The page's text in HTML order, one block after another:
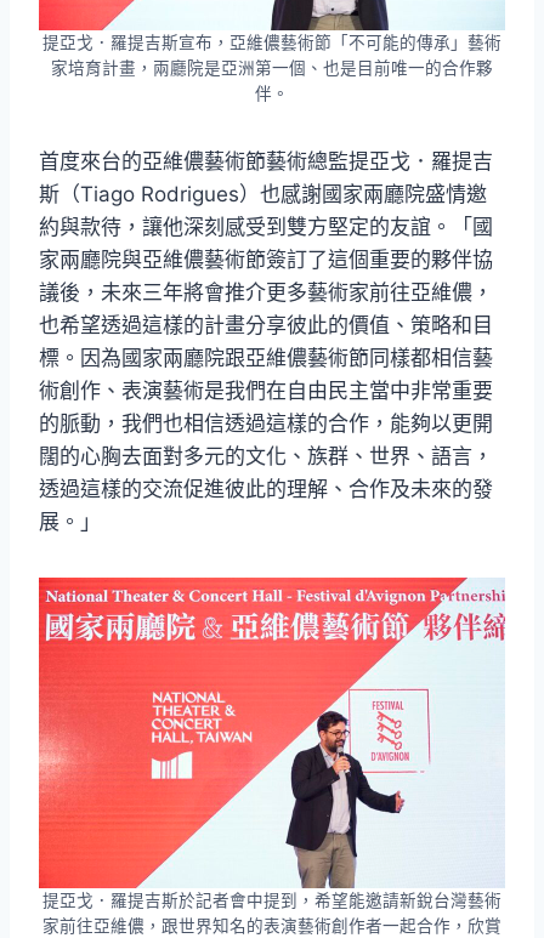
提亞戈．羅提吉斯宣布，亞維儂藝術節「不可能的傳承」藝術
家培育計畫，兩廳院是亞洲第一個、也是目前唯一的合作夥
伴。
首度來台的亞維儂藝術節藝術總監提亞戈．羅提吉
斯（Tiago Rodrigues）也感謝國家兩廳院盛情邀
約與款待，讓他深刻感受到雙方堅定的友誼。「國
家兩廳院與亞維儂藝術節簽訂了這個重要的夥伴協
議後，未來三年將會推介更多藝術家前往亞維儂，
也希望透過這樣的計畫分享彼此的價值、策略和目
標。因為國家兩廳院跟亞維儂藝術節同樣都相信藝
術創作、表演藝術是我們在自由民主當中非常重要
的脈動，我們也相信透過這樣的合作，能夠以更開
闊的心胸去面對多元的文化、族群、世界、語言，
透過這樣的交流促進彼此的理解、合作及未來的發
展。」
提亞戈．羅提吉斯於記者會中提到，希望能邀請新銳台灣藝術
家前往亞維儂，跟世界知名的表演藝術創作者一起合作，欣賞